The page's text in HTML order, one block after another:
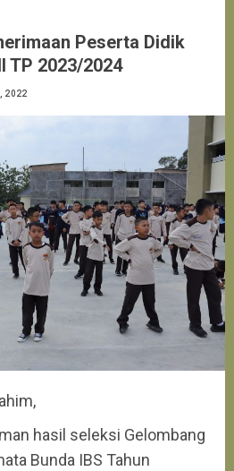
Peserta Didik
TP 2023/2024
2022
hasil seleksi Gelombang
Bunda IBS Tahun